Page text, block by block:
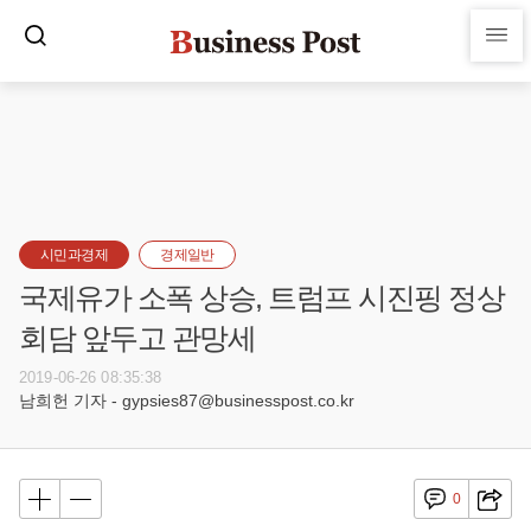
시민과경제 경제일반
국제유가 소폭 상승, 트럼프 시진핑 정상
회담 앞두고 관망세
2019-06-26 08:35:38
남희헌 기자 - gypsies87@businesspost.co.kr
0